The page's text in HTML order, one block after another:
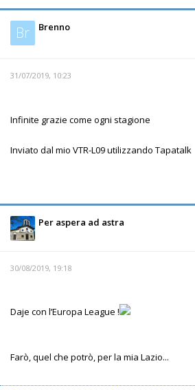
Br Brenno
31/07/2019, 10:23
Infinite grazie come ogni stagione
Inviato dal mio VTR-L09 utilizzando Tapatalk
Per aspera ad astra
30/08/2019, 19:18
Daje con l’Europa League !
Farò, quel che potrò, per la mia Lazio...